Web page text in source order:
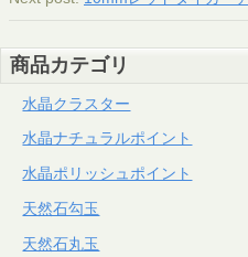
商品カテゴリ
水晶クラスター
水晶ナチュラルポイント
水晶ポリッシュポイント
天然石勾玉
天然石丸玉